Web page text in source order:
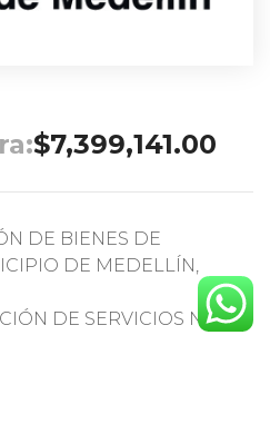
$7,399,141.00
DE BIENES DE
DE MEDELLÍN,
DE SERVICIOS No.